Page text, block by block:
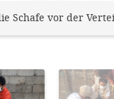
Schafe vor der